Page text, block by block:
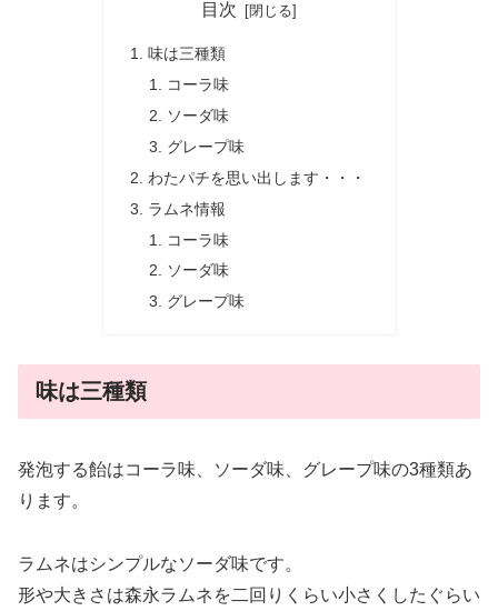
目次
味は三種類
コーラ味
ソーダ味
グレープ味
わたパチを思い出します・・・
ラムネ情報
コーラ味
ソーダ味
グレープ味
味は三種類
発泡する飴はコーラ味、ソーダ味、グレープ味の3種類あ
ります。
ラムネはシンプルなソーダ味です。
形や大きさは森永ラムネを二回りくらい小さくしたぐらい